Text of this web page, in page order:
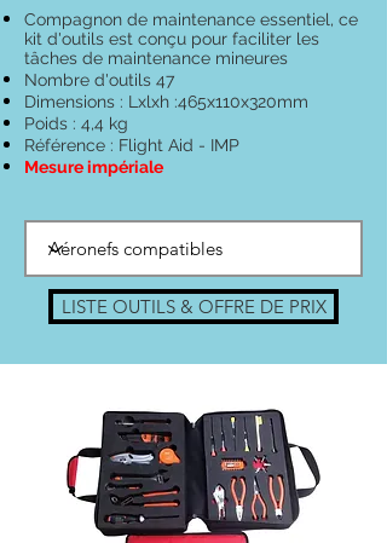
Compagnon de maintenance essentiel, ce
kit d'outils est conçu pour faciliter les
tâches de maintenance mineures
Nombre d'outils 47
Dimensions : Lxlxh :465x110x320mm
Poids : 4,4 kg
Référence : Flight Aid - IMP
Mesure impériale
LISTE OUTILS & OFFRE DE PRIX